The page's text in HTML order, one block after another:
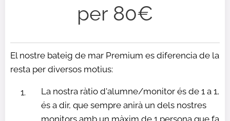
per 80€
El nostre bateig de mar Premium es diferencia de la
resta per diversos motius:
La nostra ràtio d'alumne/monitor és de 1 a 1,
és a dir, que sempre anirà un dels nostres
monitors amb un màxim de 1 persona que fa